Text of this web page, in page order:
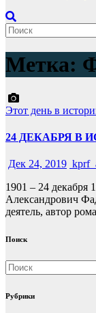
Метка:
Этот день в
24 ДЕКАБРЯ В
Дек 24, 2019
1901 – 24 декабря
Александрович
деятель, автор
Поиск
Рубрики